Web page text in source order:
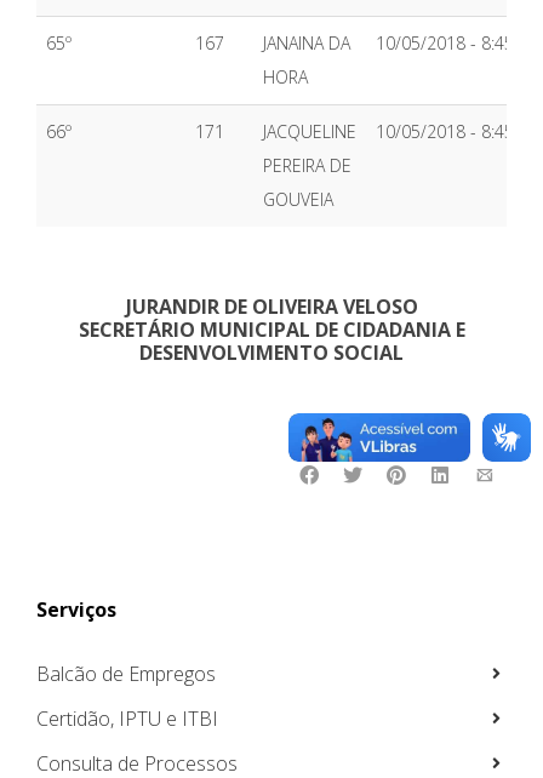
65º 167
JANAINA DA
HORA
10/05/2018 - 8:45H
66º 171
JACQUELINE
PEREIRA DE
GOUVEIA
10/05/2018 - 8:45H
JURANDIR DE OLIVEIRA VELOSO
SECRETÁRIO MUNICIPAL DE CIDADANIA E
DESENVOLVIMENTO SOCIAL
Serviços
Balcão de Empregos
Certidão, IPTU e ITBI
Consulta de Processos